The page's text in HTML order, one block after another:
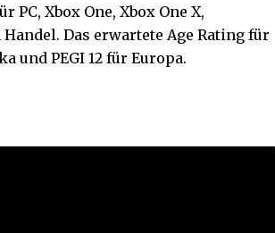
PC, Xbox One, Xbox One X,
Das erwartete Age Rating für
und PEGI 12 für Europa.